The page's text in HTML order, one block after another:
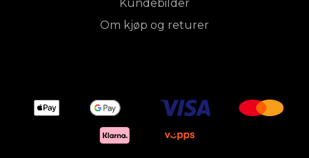
Kundebilder
Om kjøp og returer